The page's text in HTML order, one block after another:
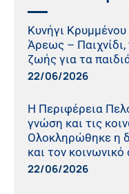
Κυνήγι
Άρεως –
ζωής για τα
22/06/2026
Η Περιφέρεια
γνώση και τις
Ολοκληρώθηκε η
και τον
22/06/2026